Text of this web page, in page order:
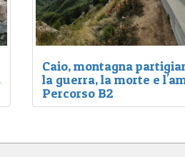
Caio, montagna
la guerra, la morte e
Percorso B2
nazifascisti, racchiusero e